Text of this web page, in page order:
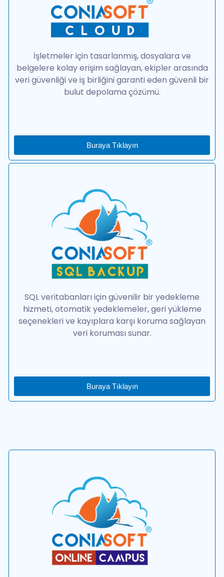
İşletmeler için tasarlanmış, dosyalara ve
belgelere kolay erişim sağlayan, ekipler arasında
veri güvenliği ve iş birliğini garanti eden güvenli bir
bulut depolama çözümü.
Buraya Tıklayın
SQL veritabanları için güvenilir bir yedekleme
hizmeti, otomatik yedeklemeler, geri yükleme
seçenekleri ve kayıplara karşı koruma sağlayan
veri koruması sunar.
Buraya Tıklayın